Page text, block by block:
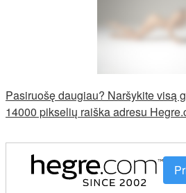
Pasiruošę daugiau? Naršykite visą
14000 pikselių raiška adresu